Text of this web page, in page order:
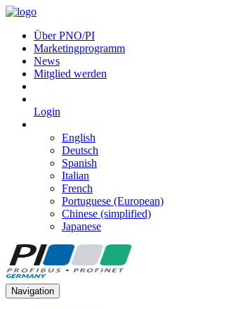
Über PNO/PI
Marketingprogramm
News
Mitglied werden
Login
English
Deutsch
Spanish
Italian
French
Portuguese (European)
Chinese (simplified)
Japanese
Navigation